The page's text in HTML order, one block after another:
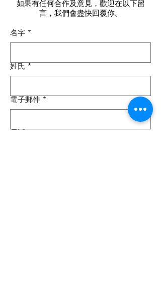
如果有任何合作及意見，歡迎在以下留
言，我們會盡快回覆你。
名字 *
姓氏 *
電子郵件 *